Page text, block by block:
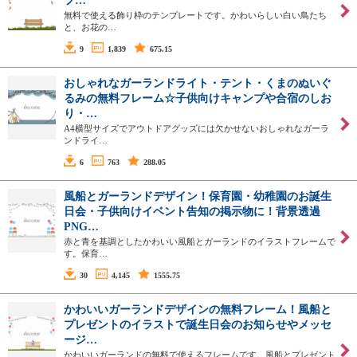
無料で使える飾り枠のテンプレートです。かわいらしい白い鳥たち
と、お花の…
9 1,839 675.15
おしゃれなガーランドライト・テント・くまのぬいぐ
るみの無料フレーム☆子供向けキャンプや合宿のしお
り・…
A4横型サイズでアウトドアグッズには欠かせないおしゃれなガーラ
ンドライ…
6 763 288.05
風船とガーランドデザイン！保育園・幼稚園のお誕生
日会・子供向けイベント告知の掲示物に！背景透過
PNG…
赤と青を基調としたかわいい風船とガーランドのイラストフレームで
す。保育…
30 4,145 1555.75
かわいいガーランドデザインの無料フレーム！風船と
プレゼントのイラストで誕生日会のお知らせやメッセ
ージ…
かわいいガーランドの無料で使えるフレームです。風船とプレゼント